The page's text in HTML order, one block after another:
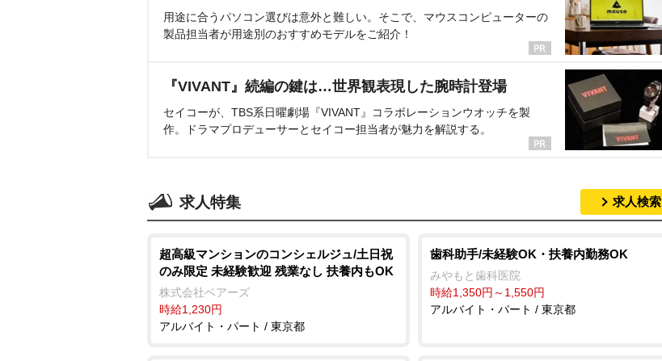
用途に合うパソコン選びは意外と難しい。そこで、マウスコンピューターの
製品担当者が用途別のおすすめモデルをご紹介！
『VIVANT』続編の鍵は…世界観表現した腕時計登場
セイコーが、TBS系日曜劇場『VIVANT』コラボレーションウオッチを製
作。ドラマプロデューサーとセイコー担当者が魅力を解説する。
求人特集 求人検索
超高級マンションのコンシェルジュ/土日祝
のみ限定 未経験歓迎 残業なし 扶養内もOK
株式会社ベアーズ
時給1,230円
アルバイト・パート / 東京都
歯科助手/未経験OK・扶養内勤務OK
みやもと歯科医院
時給1,350円～1,550円
アルバイト・パート / 東京都